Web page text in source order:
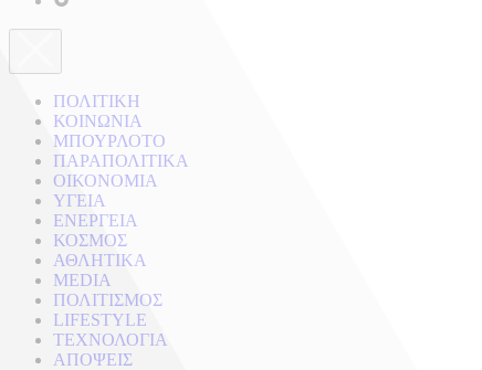
ΠΟΛΙΤΙΚΗ
ΚΟΙΝΩΝΙΑ
ΜΠΟΥΡΛΟΤΟ
ΠΑΡΑΠΟΛΙΤΙΚΑ
ΟΙΚΟΝΟΜΙΑ
ΥΓΕΙΑ
ΕΝΕΡΓΕΙΑ
ΚΟΣΜΟΣ
ΑΘΛΗΤΙΚΑ
MEDIA
ΠΟΛΙΤΙΣΜΟΣ
LIFESTYLE
ΤΕΧΝΟΛΟΓΙΑ
ΑΠΟΨΕΙΣ